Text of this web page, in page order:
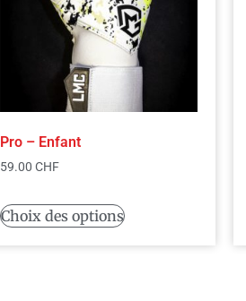
Pro – Enfant
59.00 CHF
Choix des options